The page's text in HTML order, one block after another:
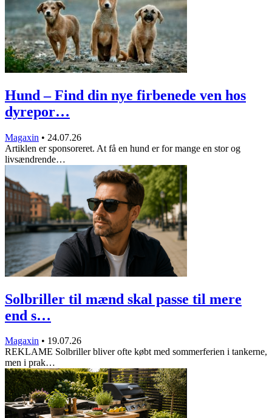
Hund – Find din nye firbenede ven hos
dyrepor…
Magaxin • 24.07.26
Artiklen er sponsoreret. At få en hund er for mange en stor og
livsændrende…
Solbriller til mænd skal passe til mere
end s…
Magaxin • 19.07.26
REKLAME Solbriller bliver ofte købt med sommerferien i tankerne,
men i prak…